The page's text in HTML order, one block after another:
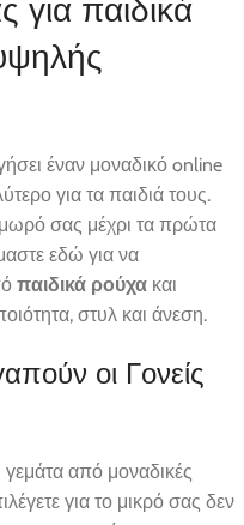
παιδικά
έναν μοναδικό online
για τα παιδιά τους.
σας μέχρι τα πρώτα
εδώ για να
παιδικά ρούχα και
στυλ και άνεση.
οι Γονείς
από μοναδικές
για το μικρό σας δεν